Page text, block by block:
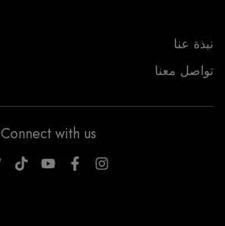
نبذة عنا
تواصل معنا
Connect with us